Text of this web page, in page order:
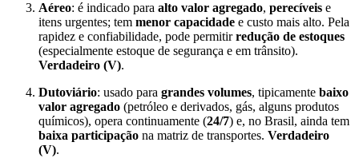
Aéreo: é indicado para alto valor agregado, perecíveis e
itens urgentes; tem menor capacidade e custo mais alto. Pela
rapidez e confiabilidade, pode permitirredução de estoques
(especialmente estoque de segurança e em trânsito).
Verdadeiro (V).
Dutoviário: usado para grandes volumes, tipicamente baixo
valor agregado (petróleo e derivados, gás, alguns produtos
químicos), opera continuamente (24/7) e, no Brasil, ainda tem
baixa participação na matriz de transportes. Verdadeiro
(V).